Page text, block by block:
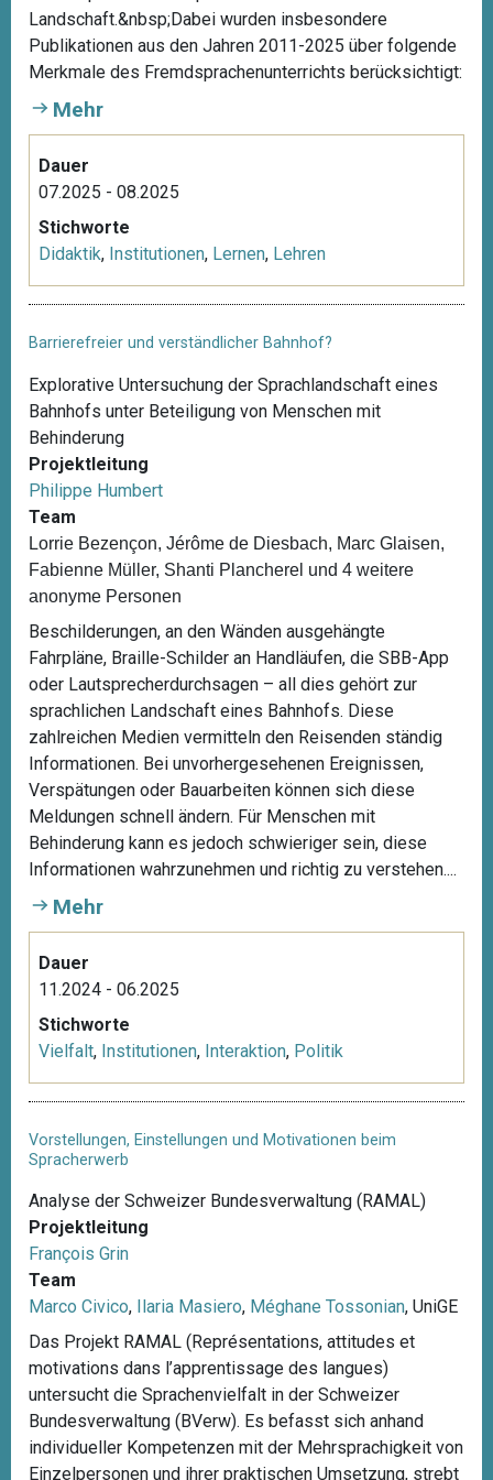
Landschaft.&nbsp;Dabei wurden insbesondere
Publikationen aus den Jahren 2011-2025 über folgende
Merkmale des Fremdsprachenunterrichts berücksichtigt:
Mehr
Dauer
07.2025 - 08.2025
Stichworte
Didaktik, Institutionen, Lernen, Lehren
Barrierefreier und verständlicher Bahnhof?
Explorative Untersuchung der Sprachlandschaft eines
Bahnhofs unter Beteiligung von Menschen mit
Behinderung
Projektleitung
Philippe Humbert
Team
Lorrie Bezençon, Jérôme de Diesbach, Marc Glaisen,
Fabienne Müller, Shanti Plancherel und 4 weitere
anonyme Personen
Beschilderungen, an den Wänden ausgehängte
Fahrpläne, Braille-Schilder an Handläufen, die SBB-App
oder Lautsprecherdurchsagen – all dies gehört zur
sprachlichen Landschaft eines Bahnhofs. Diese
zahlreichen Medien vermitteln den Reisenden ständig
Informationen. Bei unvorhergesehenen Ereignissen,
Verspätungen oder Bauarbeiten können sich diese
Meldungen schnell ändern. Für Menschen mit
Behinderung kann es jedoch schwieriger sein, diese
Informationen wahrzunehmen und richtig zu verstehen....
Mehr
Dauer
11.2024 - 06.2025
Stichworte
Vielfalt, Institutionen, Interaktion, Politik
Vorstellungen, Einstellungen und Motivationen beim
Spracherwerb
Analyse der Schweizer Bundesverwaltung (RAMAL)
Projektleitung
François Grin
Team
Marco Civico, Ilaria Masiero, Méghane Tossonian, UniGE
Das Projekt RAMAL (Représentations, attitudes et
motivations dans l’apprentissage des langues)
untersucht die Sprachenvielfalt in der Schweizer
Bundesverwaltung (BVerw). Es befasst sich anhand
individueller Kompetenzen mit der Mehrsprachigkeit von
Einzelpersonen und ihrer praktischen Umsetzung, strebt